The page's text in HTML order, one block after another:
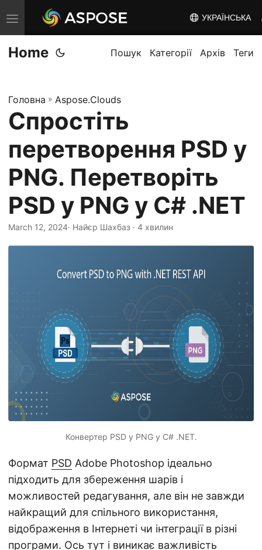
T
o
g
e
n
v
i
g
a
t
i
o
УКРАЇНСЬКА
Home Пошук Категорії Архів Теги
Головна » Aspose.Clouds
Спростіть
перетворення PSD у
PNG. Перетворіть
PSD у PNG у C# .NET
March 12, 2024· Найєр Шахбаз · 4 хвилин
Конвертер PSD у PNG у C# .NET.
Формат PSD Adobe Photoshop ідеально
підходить для збереження шарів і
можливостей редагування, але він не завжди
найкращий для спільного використання,
відображення в Інтернеті чи інтеграції в різні
програми. Ось тут і виникає важливість